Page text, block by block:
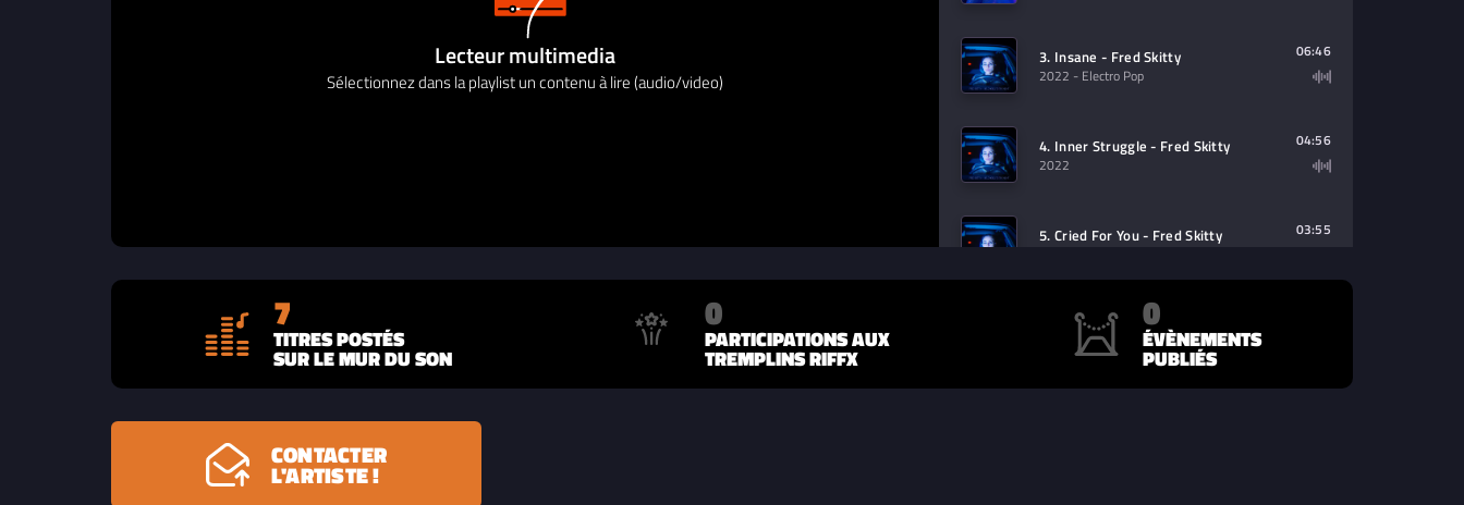
Lecteur multimedia
Sélectionnez dans la playlist un contenu à lire (audio/video)
3. Insane - Fred Skitty
2022 - Electro Pop
06:46
4. Inner Struggle - Fred Skitty
2022
04:56
5. Cried For You - Fred Skitty 03:55
6. Love Saved Love - Fred Skitty
7
TITRES POSTÉS
SUR LE MUR DU SON
0
PARTICIPATIONS AUX
TREMPLINS RIFFX
0
ÉVÈNEMENTS
PUBLIÉS
CONTACTER
L'ARTISTE !